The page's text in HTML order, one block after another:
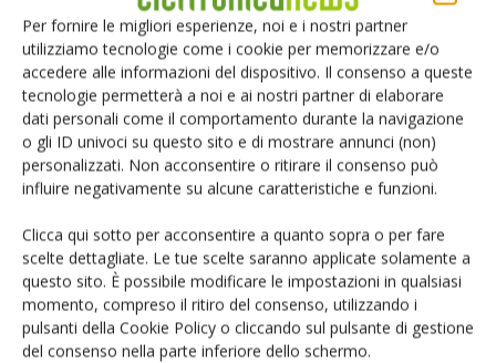
Per fornire le migliori esperienze, noi e i nostri partner
utilizziamo tecnologie come i cookie per memorizzare e/o
accedere alle informazioni del dispositivo. Il consenso a queste
tecnologie permetterà a noi e ai nostri partner di elaborare
dati personali come il comportamento durante la navigazione
o gli ID univoci su questo sito e di mostrare annunci (non)
personalizzati. Non acconsentire o ritirare il consenso può
influire negativamente su alcune caratteristiche e funzioni.
Clicca qui sotto per acconsentire a quanto sopra o per fare
scelte dettagliate. Le tue scelte saranno applicate solamente a
questo sito. È possibile modificare le impostazioni in qualsiasi
momento, compreso il ritiro del consenso, utilizzando i
pulsanti della Cookie Policy o cliccando sul pulsante di gestione
del consenso nella parte inferiore dello schermo.
sulla spesa AI, mentre SK Hynix fissa oggi il prezzo del
collocamento Nasdaq da 28 miliardi